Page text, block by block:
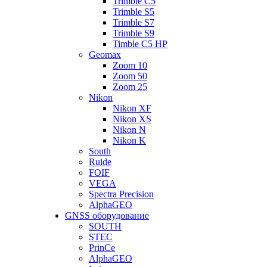
Trimble S5
Trimble S7
Trimble S9
Timble C5 HP
Geomax
Zoom 10
Zoom 50
Zoom 25
Nikon
Nikon XF
Nikon XS
Nikon N
Nikon K
South
Ruide
FOIF
VEGA
Spectra Precision
AlphaGEO
GNSS оборудование
SOUTH
STEC
PrinCe
AlphaGEO